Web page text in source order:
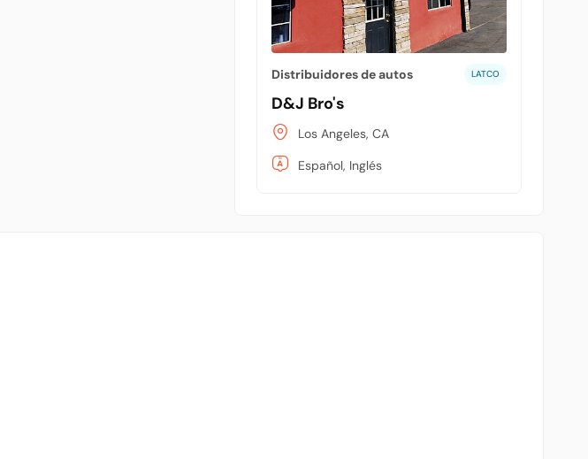
Distribuidores de autos LATCO
D&J Bro's
Los Angeles, CA
Español, Inglés